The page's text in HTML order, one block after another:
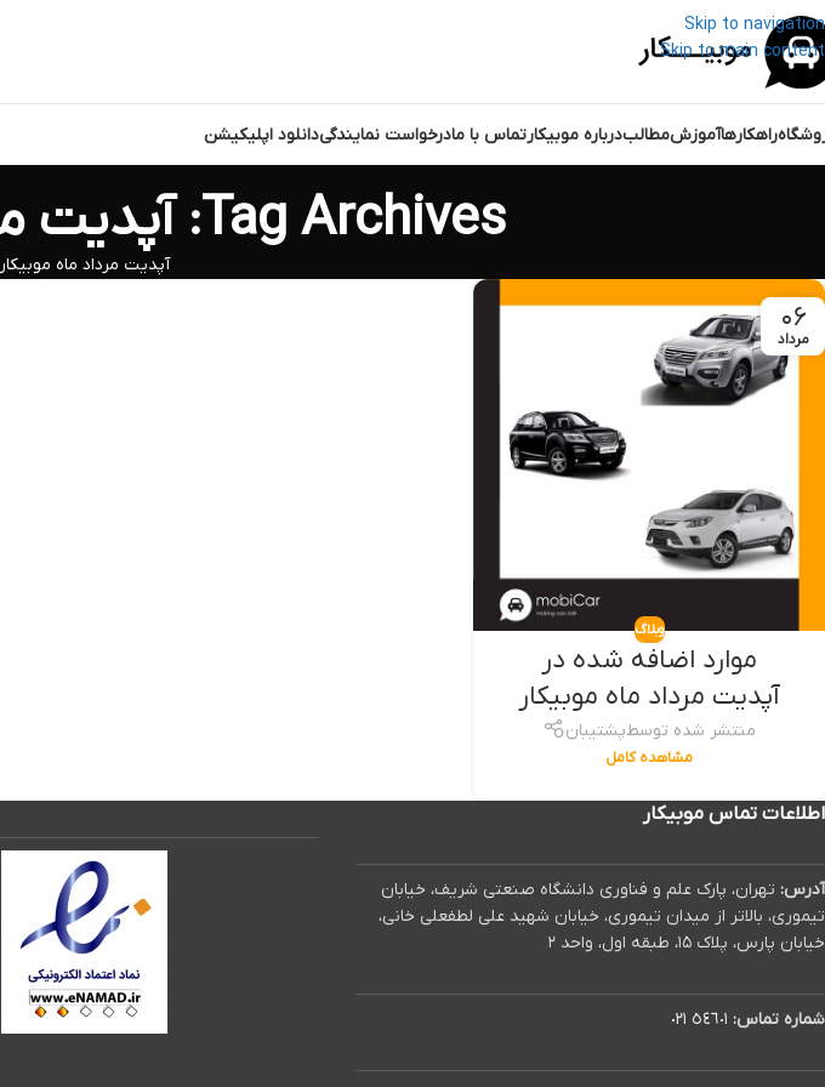
Skip to navigation
Skip to main content
راهکارهاآموزشمطالبدرباره موبیکارتماس با مادرخواست نمایندگیدانلود اپلیکیشن
Tag Archives: آپدیت مرداد ماه موبیکار
آپدیت مرداد ماه موبیکار
۰۶
مرداد
وبلاگ
موارد اضافه شده در
آپدیت مرداد ماه موبیکار
منتشر شده توسطپشتیبان
مشاهده کامل
اطلاعات تماس موبیکار
آدرس: تهران، پارک علم و فناوری دانشگاه صنعتی شریف، خیابان
تیموری، بالاتر از میدان تیموری، خیابان شهید علی لطفعلی خانی،
خیابان پارس، پلاک ۱۵، طبقه اول، واحد ۲
شماره تماس: ٥٤٦٠١ ٠٢١